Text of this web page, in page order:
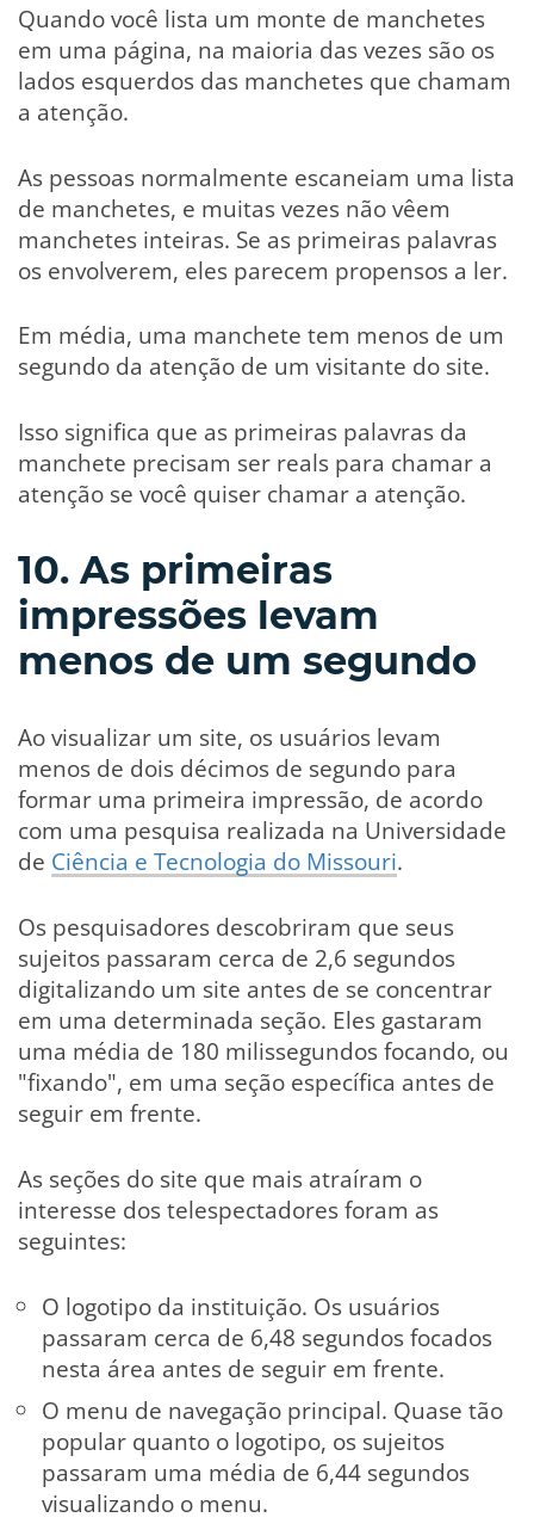
Quando você lista um monte de manchetes
em uma página, na maioria das vezes são os
lados esquerdos das manchetes que chamam
a atenção.
As pessoas normalmente escaneiam uma lista
de manchetes, e muitas vezes não vêem
manchetes inteiras. Se as primeiras palavras
os envolverem, eles parecem propensos a ler.
Em média, uma manchete tem menos de um
segundo da atenção de um visitante do site.
Isso significa que as primeiras palavras da
manchete precisam ser reals para chamar a
atenção se você quiser chamar a atenção.
10. As primeiras
impressões levam
menos de um segundo
Ao visualizar um site, os usuários levam
menos de dois décimos de segundo para
formar uma primeira impressão, de acordo
com uma pesquisa realizada na Universidade
de Ciência e Tecnologia do Missouri.
Os pesquisadores descobriram que seus
sujeitos passaram cerca de 2,6 segundos
digitalizando um site antes de se concentrar
em uma determinada seção. Eles gastaram
uma média de 180 milissegundos focando, ou
"fixando", em uma seção específica antes de
seguir em frente.
As seções do site que mais atraíram o
interesse dos telespectadores foram as
seguintes:
O logotipo da instituição. Os usuários
passaram cerca de 6,48 segundos focados
nesta área antes de seguir em frente.
O menu de navegação principal. Quase tão
popular quanto o logotipo, os sujeitos
passaram uma média de 6,44 segundos
visualizando o menu.